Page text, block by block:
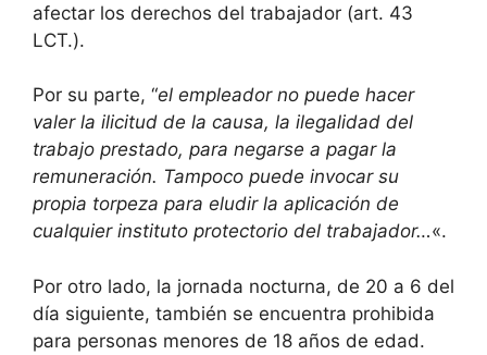
afectar los derechos del trabajador (art. 43
LCT.).
Por su parte, “el empleador no puede hacer
valer la ilicitud de la causa, la ilegalidad del
trabajo prestado, para negarse a pagar la
remuneración. Tampoco puede invocar su
propia torpeza para eludir la aplicación de
cualquier instituto protectorio del trabajador…«.
Por otro lado, la jornada nocturna, de 20 a 6 del
día siguiente, también se encuentra prohibida
para personas menores de 18 años de edad.